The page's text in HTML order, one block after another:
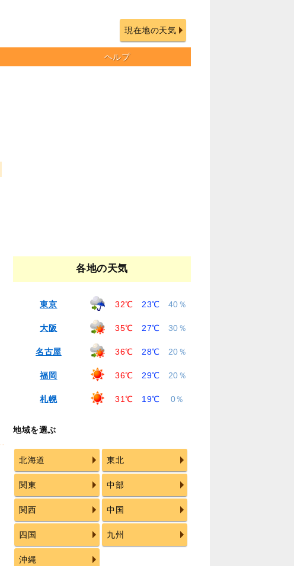
現在地の天気
ヘルプ
各地の天気
東京 32℃ 23℃ 40％
大阪 35℃ 27℃ 30％
名古屋 36℃ 28℃ 20％
福岡 36℃ 29℃ 20％
札幌 31℃ 19℃ 0％
地域を選ぶ
北海道 東北
関東 中部
関西 中国
四国 九州
沖縄